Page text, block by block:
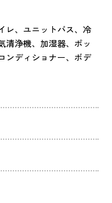
レ、ユニットバス、冷
清浄機、加湿器、ポッ
ンディショナー、ボデ